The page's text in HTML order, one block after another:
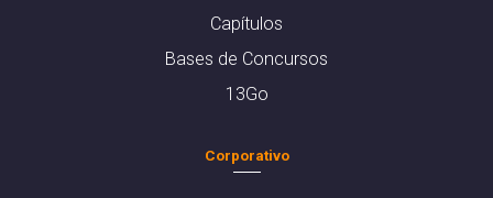
Capítulos
Bases de Concursos
13Go
Corporativo